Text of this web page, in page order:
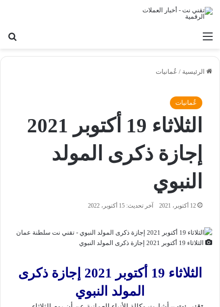
القائمة
الرئيسية / عُمانيات
عُمانيات
الثلاثاء 19 أكتوبر 2021
إجازة ذكرى المولد
النبوي
12 أكتوبر، 2021 آخر تحديث: 15 أكتوبر، 2022
الثلاثاء 19 أكتوبر 2021 إجازة ذكرى المولد النبوي
الثلاثاء 19 أكتوبر 2021 إجازة ذكرى
المولد النبوي